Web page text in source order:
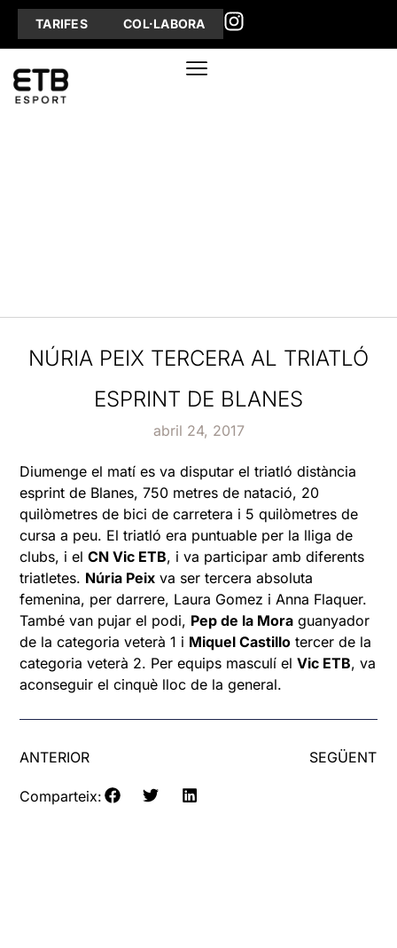
TARIFES COL·LABORA
NÚRIA PEIX TERCERA AL TRIATLÓ
ESPRINT DE BLANES
abril 24, 2017
Diumenge el matí es va disputar el triatló distància
esprint de Blanes, 750 metres de natació, 20
quilòmetres de bici de carretera i 5 quilòmetres de
cursa a peu. El triatló era puntuable per la lliga de
clubs, i elCN Vic ETB, i va participar amb diferents
triatletes. Núria Peix va ser tercera absoluta
femenina, per darrere, Laura Gomez i Anna Flaquer.
També van pujar el podi, Pep de la Mora guanyador
de la categoria veterà 1 i Miquel Castillo tercer de la
categoria veterà 2. Per equips masculí elVic ETB, va
aconseguir el cinquè lloc de la general.
ANTERIOR SEGÜENT
Comparteix: